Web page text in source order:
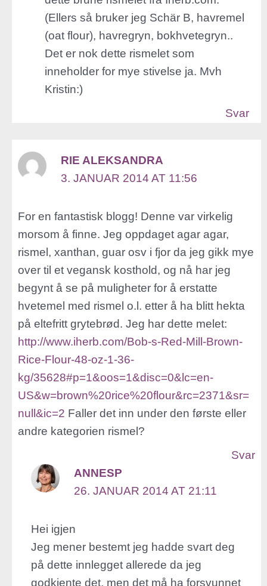
(Ellers så bruker jeg Schär B, havremel
(oat flour), havregryn, bokhvetegryn..
Det er nok dette rismelet som
inneholder for mye stivelse ja. Mvh
Kristin:)
Svar
RIE ALEKSANDRA
3. JANUAR 2014 AT 11:56
For en fantastisk blogg! Denne var virkelig
morsom å finne. Jeg oppdaget agar agar,
rismel, xanthan, guar osv i fjor da jeg gikk mye
over til et vegansk kosthold, og nå har jeg
begynt å se på muligheter for å erstatte
hvetemel med rismel o.l. etter å ha blitt hekta
på eltefritt grytebrød. Jeg har dette melet:
http://www.iherb.com/Bob-s-Red-Mill-Brown-
Rice-Flour-48-oz-1-36-
kg/35628#p=1&oos=1&disc=0&lc=en-
US&w=brown%20rice%20flour&rc=2371&sr=
null&ic=2 Faller det inn under den første eller
andre kategorien rismel?
Svar
ANNESP
26. JANUAR 2014 AT 21:11
Hei igjen
Jeg mener bestemt jeg hadde svart deg
på dette innlegget allerede da jeg
godkjente det, men det må ha forsvunnet